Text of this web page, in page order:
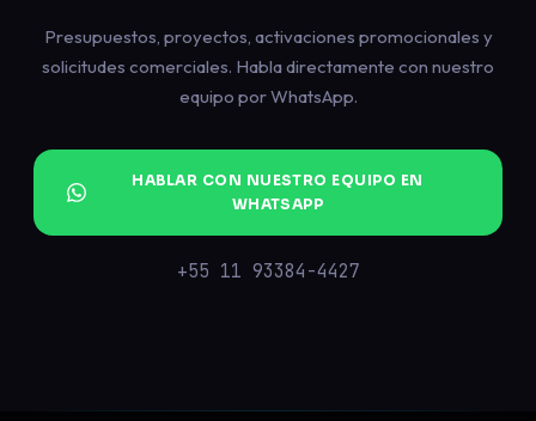
Presupuestos, proyectos, activaciones promocionales y
solicitudes comerciales. Habla directamente con nuestro
equipo por WhatsApp.
HABLAR CON NUESTRO EQUIPO EN
WHATSAPP
+55 11 93384-4427